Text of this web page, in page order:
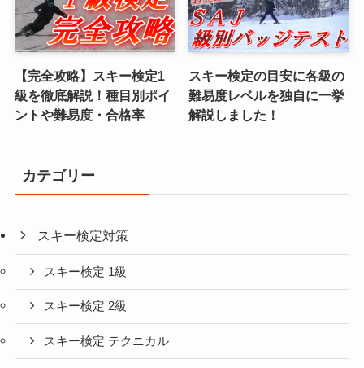
【完全攻略】スキー検定1
級を徹底解説！種目別ポイ
ントや難易度・合格率
スキー検定の目安に各級の
難易度レベルを独自に一挙
解説しました！
カテゴリー
スキー検定対策
スキー検定 1級
スキー検定 2級
スキー検定 テクニカル